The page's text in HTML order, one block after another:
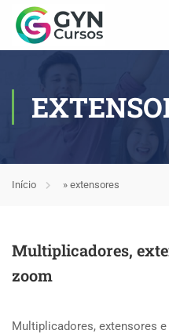
Início » extensores
Multiplicadores,
zoom
Multiplicadores, extensores